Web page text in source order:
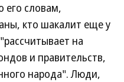
его словам,
кто шакалит еще у
на
и правительств,
народа". Люди,